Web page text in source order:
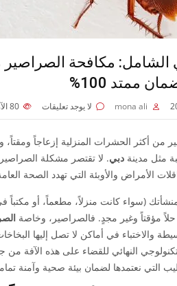
الشامل: مكافحة الصراصير
ممتد 100%
mona ali لا يوجد تعليقات
من أكثر الحشرات المنزلية إزعاجاً
مثل مدينة دبي. لا تقتصر مشكلة
الأمراض والأوبئة التي تهدد الصحة
(سواء كانت منزلاً، مطعماً، أو مكتباً
حلاً مؤقتاً وغير مجدٍ. فالصراصير، وخاصة
والاختباء في أماكن لا تصل إليها
النهائي للقضاء على هذه الآفة
التي نعتمدها لضمان بيئة صحية وآمنة